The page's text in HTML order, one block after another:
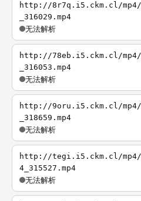
http://8r7q.i5.ckm.cl/mp4/
_316029.mp4
无法解析
http://78eb.i5.ckm.cl/mp4/
_316053.mp4
无法解析
http://9oru.i5.ckm.cl/mp4/
_318659.mp4
无法解析
http://tegi.i5.ckm.cl/mp4/
4_315527.mp4
无法解析